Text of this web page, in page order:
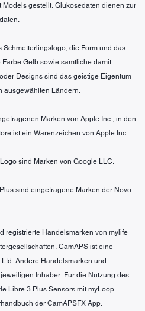
gestellt. Glukosedaten dienen zur
die Form und das
Gelb sowie sämtliche damit
Designs sind das geistige Eigentum
ausgewählten Ländern.
Marken von Apple Inc., in den
ist ein Warenzeichen von Apple Inc.
sind Marken von Google LLC.
Plus sind eingetragene Marken der Novo
registrierte Handelsmarken von mylife
CamAPS ist eine
Andere Handelsmarken und
Inhaber. Für die Nutzung des
Libre 3 Plus Sensors mit myLoop
der CamAPSFX App.